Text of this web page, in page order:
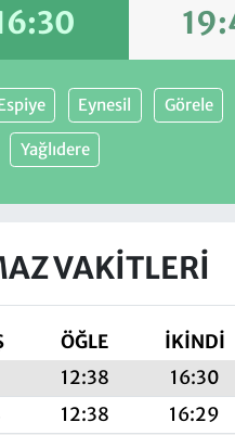
Eynesil Görele
Yağlıdere
VAKITLERI
ÖĞLE İKINDI
12:38 16:30
12:38 16:29